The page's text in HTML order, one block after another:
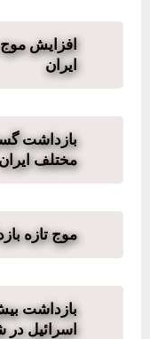
افزایش
ایران
بازداشت
مختلف ایران
موج تازه
اسرائیل